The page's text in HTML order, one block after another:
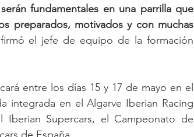
fundamentales en una parrilla que
preparados, motivados y con muchas
el jefe de equipo de la formación
entre los días 15 y 17 de mayo en el
integrada en el Algarve Iberian Racing
Iberian Supercars, el Campeonato de